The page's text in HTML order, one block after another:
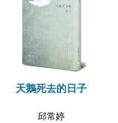
天鵝死去的日子
邱常婷